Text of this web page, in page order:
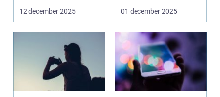
12 december 2025
hela v...
01 december 2025